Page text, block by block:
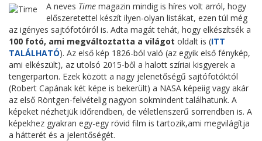
A neves Time magazin mindig is híres volt arról, hogy
előszeretettel készít ilyen-olyan listákat, ezen túl még
az igényes sajtófotóiról is. Adta magát tehát, hogy elkészítsék a
100 fotó, ami megváltoztatta a világot oldalt is (ITT
TALÁLHATÓ). Az első kép 1826-ból való (az egyik első fénykép,
ami elkészült), az utolsó 2015-ből a halott szíriai kisgyerek a
tengerparton. Ezek között a nagy jelenetőségű sajtófotóktól
(Robert Capának két képe is bekerült) a NASA képeiig vagy akár
az első Röntgen-felvételig nagyon sokmindent találhatunk. A
képeket nézhetjük időrendben, de véletlenszerű sorrendben is. A
képekhez gyakran egy-egy rövid film is tartozik,ami megvilágítja
a hátterét és a jelentőségét.